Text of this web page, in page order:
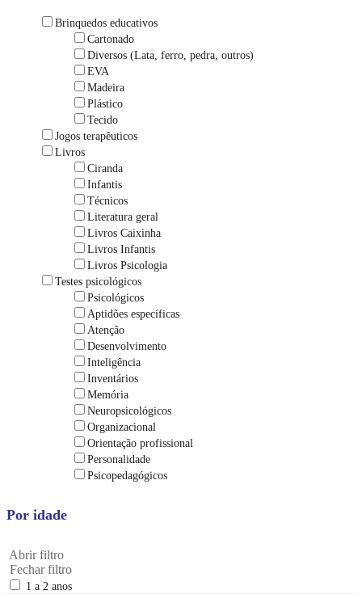
Brinquedos educativos
Cartonado
Diversos (Lata, ferro, pedra, outros)
EVA
Madeira
Plástico
Tecido
Jogos terapêuticos
Livros
Ciranda
Infantis
Técnicos
Literatura geral
Livros Caixinha
Livros Infantis
Livros Psicologia
Testes psicológicos
Psicológicos
Aptidões específicas
Atenção
Desenvolvimento
Inteligência
Inventários
Memória
Neuropsicológicos
Organizacional
Orientação profissional
Personalidade
Psicopedagógicos
Por idade
Abrir filtro
Fechar filtro
1 a 2 anos